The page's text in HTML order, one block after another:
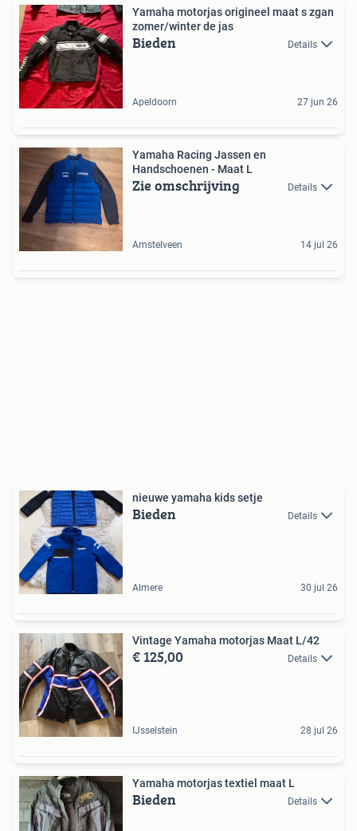
Yamaha motorjas origineel maat s zgan
zomer/winter de jas
Bieden Details
Apeldoorn 27 jun 26
Yamaha Racing Jassen en
Handschoenen - Maat L
Zie omschrijving Details
Amstelveen 14 jul 26
nieuwe yamaha kids setje
Bieden Details
Almere 30 jul 26
Vintage Yamaha motorjas Maat L/42
€ 125,00 Details
IJsselstein 28 jul 26
Yamaha motorjas textiel maat L
Bieden Details